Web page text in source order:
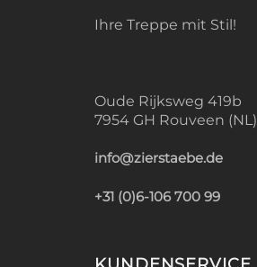
Ihre Treppe mit Stil!
Oude Rijksweg 419b
7954 GH Rouveen (NL)
info@zierstaebe.de
+31 (0)6-106 700 99